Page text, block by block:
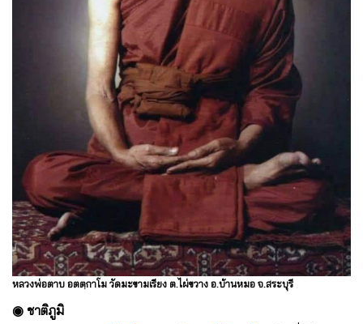
หลวงพ่อตาบ อตตฺกาโม วัดมะขามเรียง ต.ไผ่ขวาง อ.บ้านหมอ จ.สระบุรี
◉ ชาติภูมิ